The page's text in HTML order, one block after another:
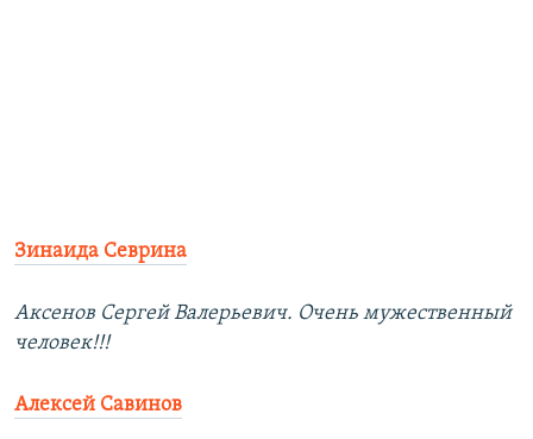
Зинаида Севрина
Аксенов Сергей Валерьевич. Очень мужественный
человек!!!
Алексей Савинов